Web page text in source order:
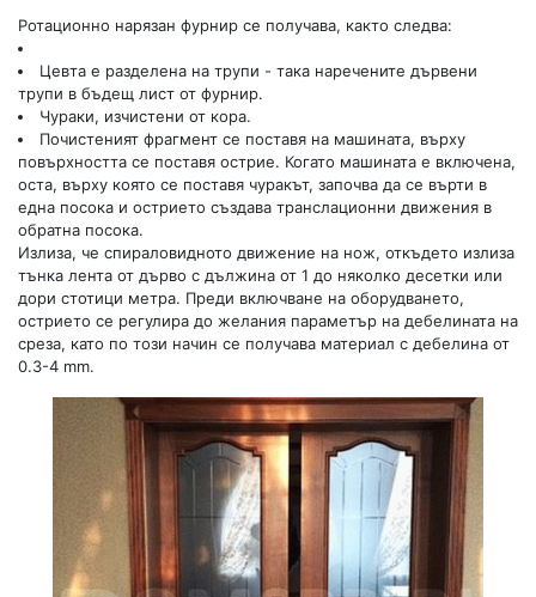
Ротационно нарязан фурнир се получава, както следва:
Цевта е разделена на трупи - така наречените дървени
трупи в бъдещ лист от фурнир.
Чураки, изчистени от кора.
Почистеният фрагмент се поставя на машината, върху
повърхността се поставя острие. Когато машината е включена,
оста, върху която се поставя чуракът, започва да се върти в
една посока и острието създава транслационни движения в
обратна посока.
Излиза, че спираловидното движение на нож, откъдето излиза
тънка лента от дърво с дължина от 1 до няколко десетки или
дори стотици метра. Преди включване на оборудването,
острието се регулира до желания параметър на дебелината на
среза, като по този начин се получава материал с дебелина от
0.3-4 mm.